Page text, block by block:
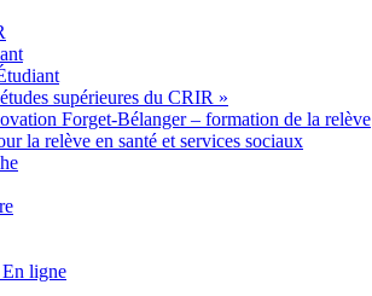
supérieures du CRIR »
Forget-Bélanger – formation de la relève
la relève en santé et services sociaux
En ligne